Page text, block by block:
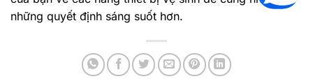
những quyết định sáng suốt hơn.